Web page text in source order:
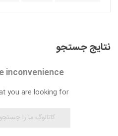
نتایج جستجو
inconvenience.
you are looking for